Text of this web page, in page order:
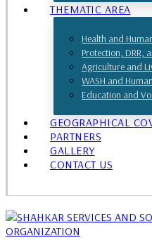
THEMATIC AREA
Health and
Protection, DRR,
Agriculture and
WASH and
Education and
GEOGRAPHICAL
PARTNERS
GALLERY
CONTACT US